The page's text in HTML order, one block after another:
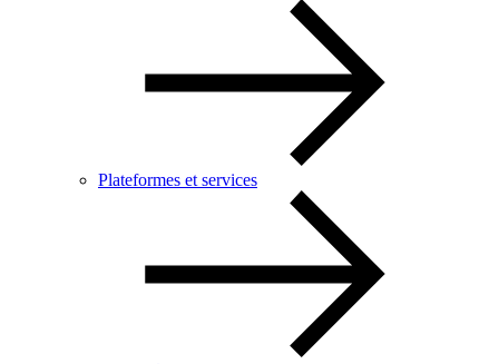
Plateformes et services